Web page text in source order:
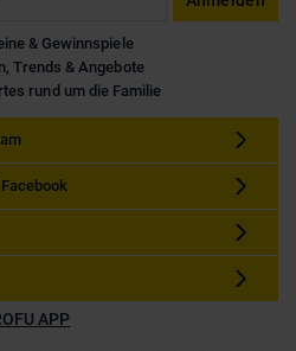
& Gewinnspiele
Trends & Angebote
rund um die Familie
APP